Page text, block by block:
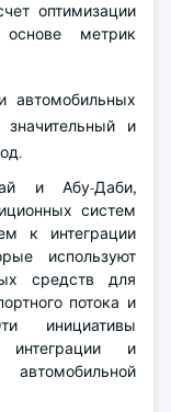
оптимизации
метрик
автомобильных
и
и Абу-Даби,
систем
к интеграции
используют
средств для
потока и
инициативы
интеграции и